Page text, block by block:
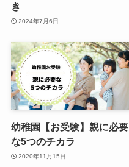
き
2024年7月6日
幼稚園【お受験】親に必要
な5つのチカラ
2020年11月15日